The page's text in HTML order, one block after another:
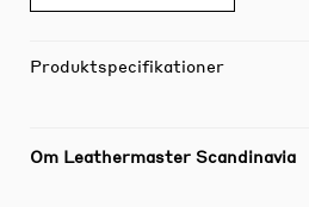
Produktspecifikationer
Om Leathermaster Scandinavia